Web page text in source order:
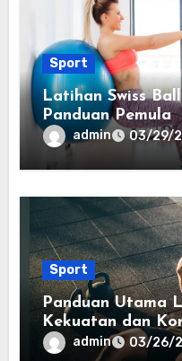
Sport
Latihan Swiss
Panduan Pemula
admin 03/29/
Sport
Panduan Utama
Kekuatan dan
admin 03/26/